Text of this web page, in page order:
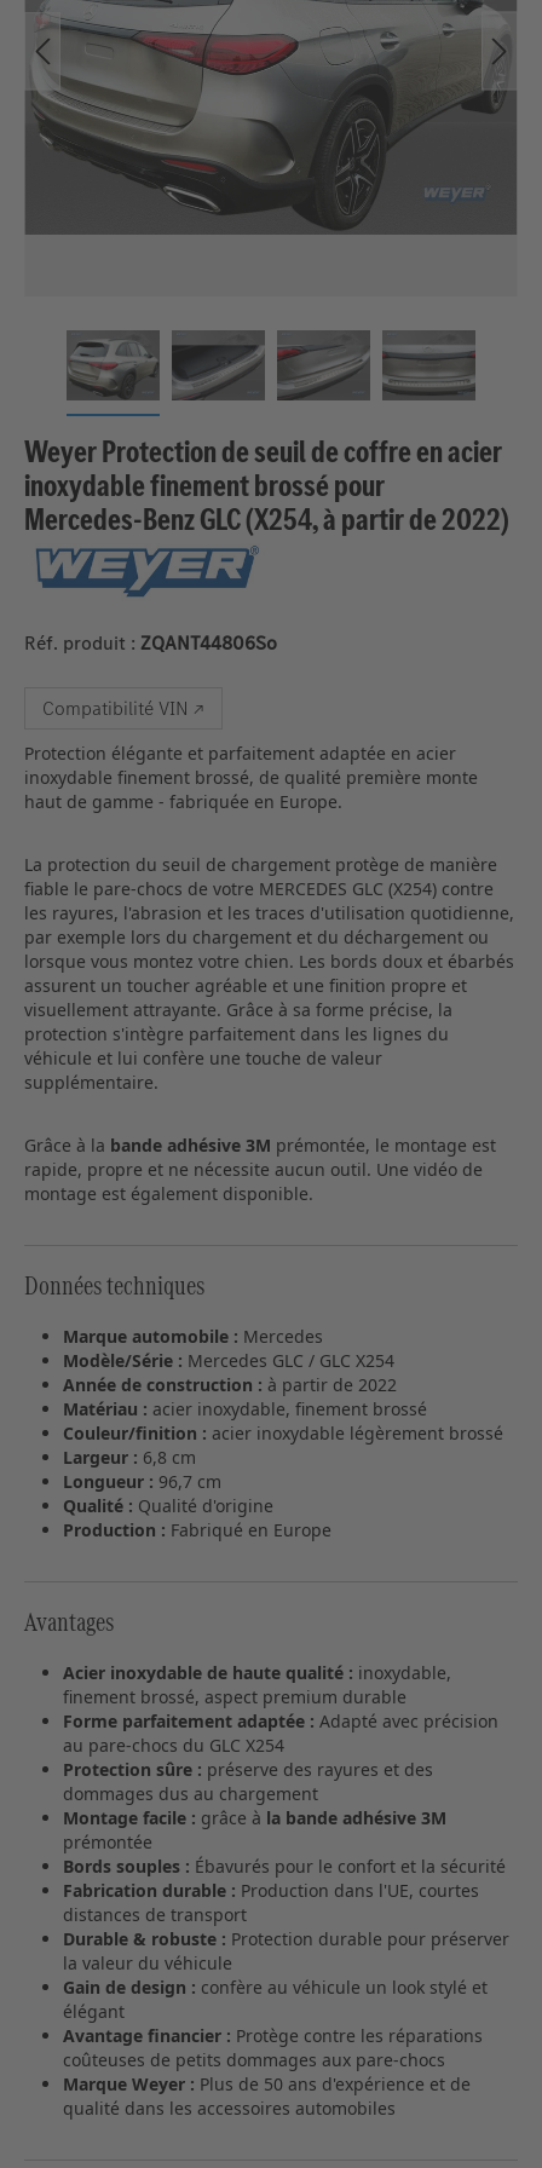
Weyer Protection de seuil de coffre en acier
inoxydable finement brossé pour
Mercedes‑Benz GLC (X254, à partir de 2022)
Réf. produit : ZQANT44806So
Compatibilité VIN ↗
Protection élégante et parfaitement adaptée en acier
inoxydable finement brossé, de qualité première monte
haut de gamme - fabriquée en Europe.
La protection du seuil de chargement protège de manière
fiable le pare-chocs de votre MERCEDES GLC (X254) contre
les rayures, l'abrasion et les traces d'utilisation quotidienne,
par exemple lors du chargement et du déchargement ou
lorsque vous montez votre chien. Les bords doux et ébarbés
assurent un toucher agréable et une finition propre et
visuellement attrayante. Grâce à sa forme précise, la
protection s'intègre parfaitement dans les lignes du
véhicule et lui confère une touche de valeur
supplémentaire.
Grâce à la bande adhésive 3M prémontée, le montage est
rapide, propre et ne nécessite aucun outil. Une vidéo de
montage est également disponible.
Données techniques
Marque automobile : Mercedes
Modèle/Série : Mercedes GLC / GLC X254
Année de construction : à partir de 2022
Matériau : acier inoxydable, finement brossé
Couleur/finition : acier inoxydable légèrement brossé
Largeur : 6,8 cm
Longueur : 96,7 cm
Qualité : Qualité d'origine
Production : Fabriqué en Europe
Avantages
Acier inoxydable de haute qualité : inoxydable,
finement brossé, aspect premium durable
Forme parfaitement adaptée : Adapté avec précision
au pare-chocs du GLC X254
Protection sûre : préserve des rayures et des
dommages dus au chargement
Montage facile : grâce à la bande adhésive 3M
prémontée
Bords souples : Ébavurés pour le confort et la sécurité
Fabrication durable : Production dans l'UE, courtes
distances de transport
Durable & robuste : Protection durable pour préserver
la valeur du véhicule
Gain de design : confère au véhicule un look stylé et
élégant
Avantage financier : Protège contre les réparations
coûteuses de petits dommages aux pare-chocs
Marque Weyer : Plus de 50 ans d'expérience et de
qualité dans les accessoires automobiles